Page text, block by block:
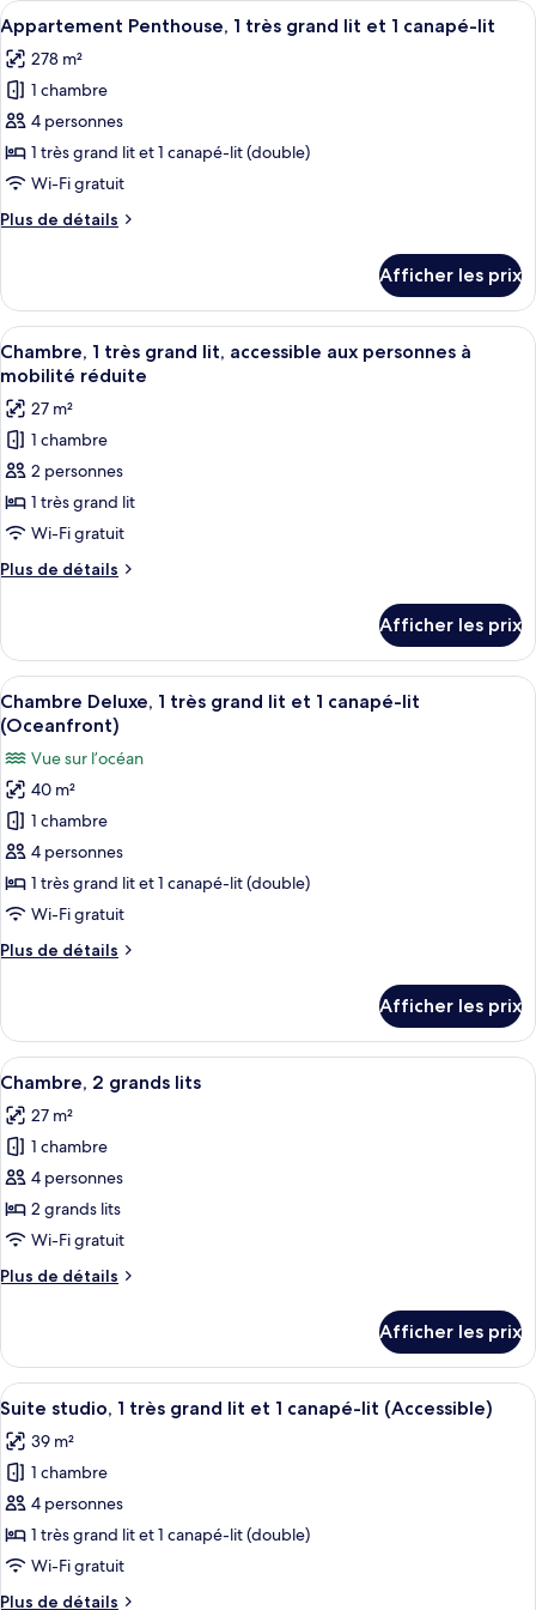
et
1
canapé-
lit
(One
Bedroom
Oceanfront)
très
grand
lit
et
canapé-
lit
(One
Bedroom
Oceanfront)
Afficher
toutes
les
photos
pour
ce
type
chambre :
très
grand
lit
et
canapé-
lit
Une chambre d’hôtel dotée d’un
7
Appartement Penthouse, 1 très grand lit et 1 canapé-lit
278 m²
1 chambre
4 personnes
1 très grand lit et 1 canapé-lit (double)
Wi-Fi gratuit
Plus de détails
Plus
Appartement
Penthouse,
1
très
lit
et
canapé-
lit
Afficher les prix
Afficher
toutes
les
photos
pour
ce
type
de
chambre :
Chambre,
très
grand
lit,
accessible
aux
personnes
à
mobilité
réduite
Une chambre d’hôtel moderne
4
Chambre, 1 très grand lit, accessible aux personnes à
mobilité réduite
27 m²
1 chambre
2 personnes
1 très grand lit
Wi-Fi gratuit
Plus de détails
Plus
Chambre,
très
grand
lit,
accessible
aux
personnes
à
mobilité
Afficher les prix
Afficher
toutes
les
photos
pour
ce
type
de
chambre :
Deluxe,
grand
lit
et
1
canapé-
lit
(Oceanfront)
Un complexe hôtelier doté d’une
7
Chambre Deluxe, 1 très grand lit et 1 canapé-lit
(Oceanfront)
Vue sur l’océan
40 m²
1 chambre
4 personnes
1 très grand lit et 1 canapé-lit (double)
Wi-Fi gratuit
Plus de détails
Plus
Chambre
Deluxe,
1
grand
lit
canapé-
lit
(Oceanfront)
Afficher les prix
Afficher
toutes
les
photos
pour
ce
type
chambre :
grands
lits
Une chambre d’hôtel moderne
5
Chambre, 2 grands lits
27 m²
1 chambre
4 personnes
2 grands lits
Wi-Fi gratuit
Plus de détails
Plus
Chambre,
grands
Afficher les prix
Afficher
toutes
les
photos
pour
ce
type
Une chambre d’hôtel moderne
5
Suite studio, 1 très grand lit et 1 canapé-lit (Accessible)
39 m²
1 chambre
4 personnes
1 très grand lit et 1 canapé-lit (double)
Wi-Fi gratuit
Plus de détails
Plus